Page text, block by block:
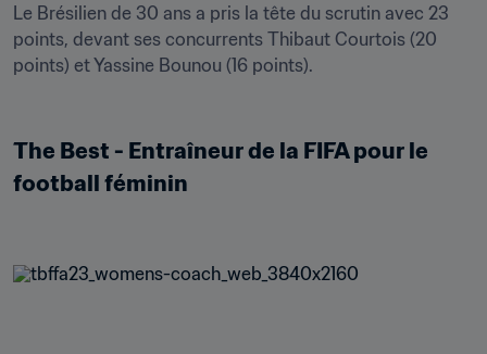
Le Brésilien de 30 ans a pris la tête du scrutin avec 23
points, devant ses concurrents Thibaut Courtois (20
points) et Yassine Bounou (16 points).
The Best - Entraîneur de la FIFA pour le
football féminin